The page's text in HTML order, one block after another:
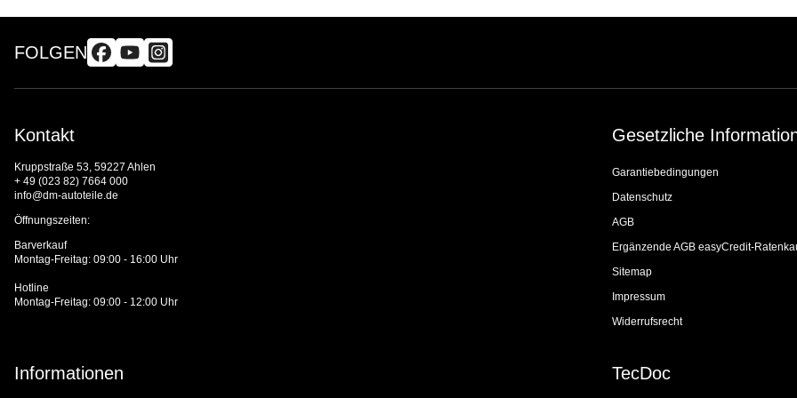
FOLGEN
Kontakt
Kruppstraße 53, 59227 Ahlen
+ 49 (023 82) 7664 000
info@dm-autoteile.de
Öffnungszeiten:
Barverkauf
Montag-Freitag: 09:00 - 16:00 Uhr
Hotline
Montag-Freitag: 09:00 - 12:00 Uhr
Gesetzliche
Garantiebedingungen
Datenschutz
AGB
Ergänzende AGB easyCredit-
Sitemap
Impressum
Widerrufsrecht
Informationen TecDoc